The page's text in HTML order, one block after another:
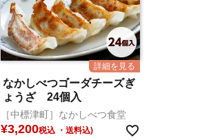
なかしべつゴーダチーズぎ
ょうざ 24個入
［中標津町］なかしべつ食堂
¥3,200税込